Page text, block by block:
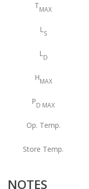
TMAX
LS
LD
HMAX
PD MAX
Op. Temp.
Store Temp.
NOTES